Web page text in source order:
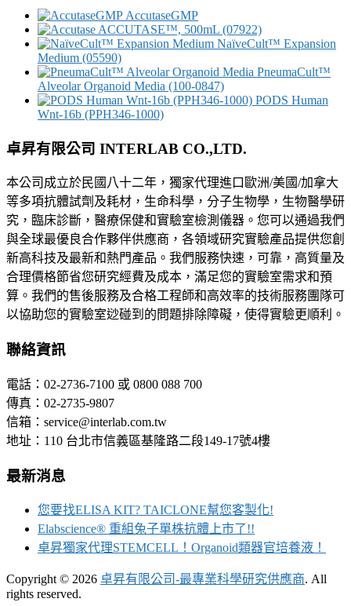
AccutaseGMP
ACCUTASE™, 500mL (07922)
NaïveCult™ Expansion
Medium (05590)
PneumaCult™
Alveolar Organoid Media (100-0847)
PODS Human
Wnt-16b (PPH346-1000)
卓昇有限公司 INTERLAB CO.,LTD.
本公司成立於民國八十二年，獨家代理進口歐洲/美國/加拿大
等多項抗體試劑及耗材，生命科學，分子生物學，生物醫學研
究，臨床診斷，醫療保健和實驗室檢測儀器。您可以通過我們
與全球最優良合作夥伴供應商，各領域研究實驗產品提供您創
新高科技及最新和熱門產品。我們服務快速，可靠，高質量及
合理價格節省您研究經費及成本，滿足您的實驗室需求和預
算。我們的售後服務及合格工程師和高效率的技術服務團隊可
以協助您的實驗室逤碰到的問題排除障礙，使得實驗更順利。
聯絡資訊
電話：02-2736-7100 或 0800 088 700
傳真：02-2735-9807
信箱：service@interlab.com.tw
地址：110 台北市信義區基隆路二段149-17號4樓
最新消息
您要找ELISA KIT? TAICLONE幫您客製化!
Elabscience® 重組兔子單株抗體上市了!!
卓昇獨家代理STEMCELL！Organoid類器官培養液！
Copyright © 2026 卓昇有限公司-最專業科學研究供應商. All
rights reserved.